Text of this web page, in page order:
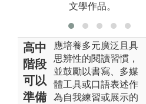
文學作品。
高中
階段
可以
準備
應培養多元廣泛且具
思辨性的閱讀習慣，
並鼓勵以書寫、多媒
體工具或口語表述作
為自我練習或展示的